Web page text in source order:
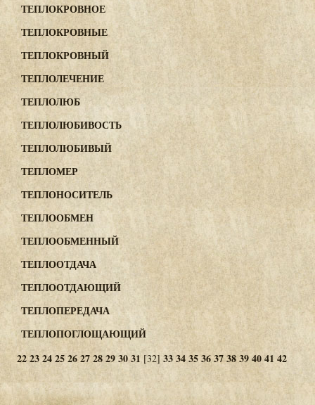
ТЕПЛОКРОВНОЕ
ТЕПЛОКРОВНЫЕ
ТЕПЛОКРОВНЫЙ
ТЕПЛОЛЕЧЕНИЕ
ТЕПЛОЛЮБ
ТЕПЛОЛЮБИВОСТЬ
ТЕПЛОЛЮБИВЫЙ
ТЕПЛОМЕР
ТЕПЛОНОСИТЕЛЬ
ТЕПЛООБМЕН
ТЕПЛООБМЕННЫЙ
ТЕПЛООТДАЧА
ТЕПЛООТДАЮЩИЙ
ТЕПЛОПЕРЕДАЧА
ТЕПЛОПОГЛОЩАЮЩИЙ
22232425262728293031[32] 333435363738394041 42